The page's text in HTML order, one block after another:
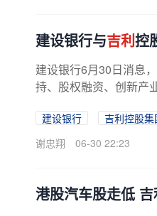
建设银行与吉利控
建设银行6月30日消息
持、股权融资、创新产
建设银行 吉利控股集
谢忠翔
06-30 22:23
港股汽车股走低